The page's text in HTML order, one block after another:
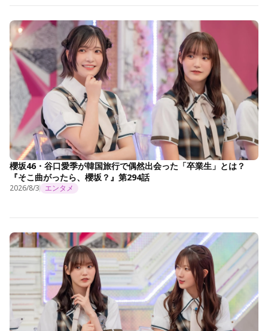
櫻坂46・谷口愛季が韓国旅行で偶然出会った「卒業生」とは？
『そこ曲がったら、櫻坂？』第294話
2026/8/3 エンタメ